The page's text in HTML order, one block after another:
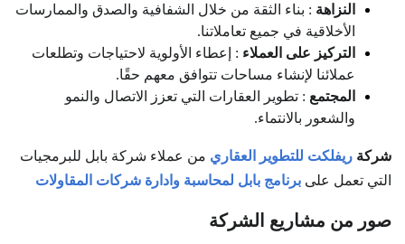
النزاهة : بناء الثقة من خلال الشفافية والصدق والممارسات
الأخلاقية في جميع تعاملاتنا.
التركيز على العملاء : إعطاء الأولوية لاحتياجات وتطلعات
عملائنا لإنشاء مساحات تتوافق معهم حقًا.
المجتمع : تطوير العقارات التي تعزز الاتصال والنمو
والشعور بالانتماء.
شركة ريفلكت للتطوير العقاري من عملاء شركة بابل للبرمجيات
التي تعمل على برنامج بابل لمحاسبة وادارة شركات المقاولات
صور من مشاريع الشركة